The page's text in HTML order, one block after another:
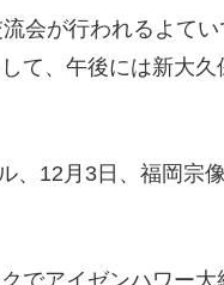
会が行われるよて
て、午後には新大
12月3日、福岡宗